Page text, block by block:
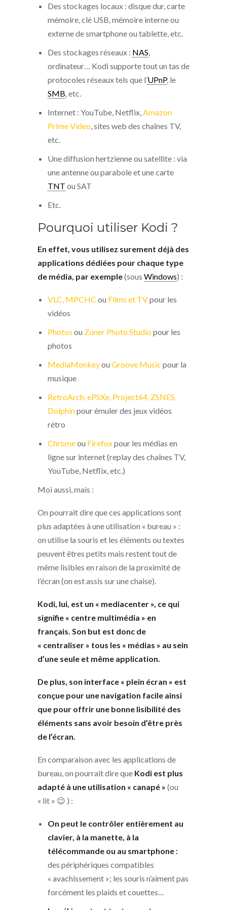
Des stockages locaux : disque dur, carte
mémoire, clé USB, mémoire interne ou
externe de smartphone ou tablette, etc.
Des stockages réseaux : NAS
ordinateur… Kodi supporte tout un tas de
protocoles réseaux tels que l’UPnP, le
SMB , etc.
Internet : YouTube, Netflix, Amazon
Prime Video , sites web des chaînes TV,
etc.
Une diffusion hertzienne ou satellite : via
une antenne ou parabole et une carte
TNT ou SAT
Etc.
Pourquoi utiliser Kodi ?
En effet, vous utilisez surement déjà des
applications dédiées pour chaque type
de média, par exemple(sous Windows) :
VLC, MPCHC ou Films et TVpour les
vidéos
Photos ou Zoner Photo Studiopour les
photos
MediaMonkeyou Groove Music pour la
musique
RetroArch, ePSXe, Project64, ZSNES,
Dolphinpour émuler des jeux vidéos
rétro
Chromeou Firefoxpour les médias en
ligne sur internet (replay des chaînes TV,
YouTube, Netflix, etc.)
Moi aussi, mais :
On pourrait dire que ces applications sont
plus adaptées à une utilisation « bureau » :
on utilise la souris et les éléments ou textes
peuvent êtres petits mais restent tout de
même lisibles en raison de la proximité de
l’écran (on est assis sur une chaise).
Kodi, lui, est un « mediacenter », ce qui
signifie « centre multimédia » en
français. Son but est donc de
« centraliser » tous les « médias » au sein
d’une seule et même application.
De plus, son interface « plein écran » est
conçue pour une navigation facile ainsi
que pour offrir une bonne lisibilité des
éléments sans avoir besoin d’être près
de l’écran.
En comparaison avec les applications de
bureau, on pourrait dire que Kodi est plus
adapté à une utilisation « canapé » (ou
« lit » 😉 ) :
On peut le contrôler entièrement au
clavier, à la manette, à la
télécommande ou au smartphone :
des périphériques compatibles
« avachissement »; les souris n’aiment pas
forcément les plaids et couettes…